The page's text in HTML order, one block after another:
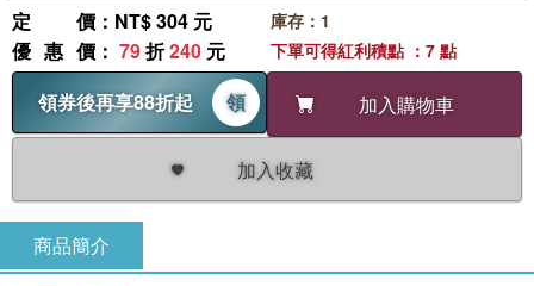
定價 ：NT$ 304 元
優惠價 ： 79折240 元
領券後再享88折起
領 加入購物車
加入收藏
庫存：1
下單可得紅利積點 ：7 點
商品簡介